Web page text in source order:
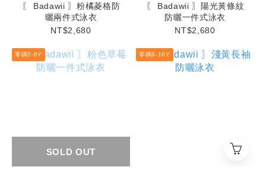
〖 Badawii 〗粉橘菱格防
曬兩件式泳衣
NT$2,680
〖 Badawii 〗陽光黃條紋
防曬一件式泳衣
NT$2,680
零碼5-6Y
SOLD OUT
零碼9-10Y